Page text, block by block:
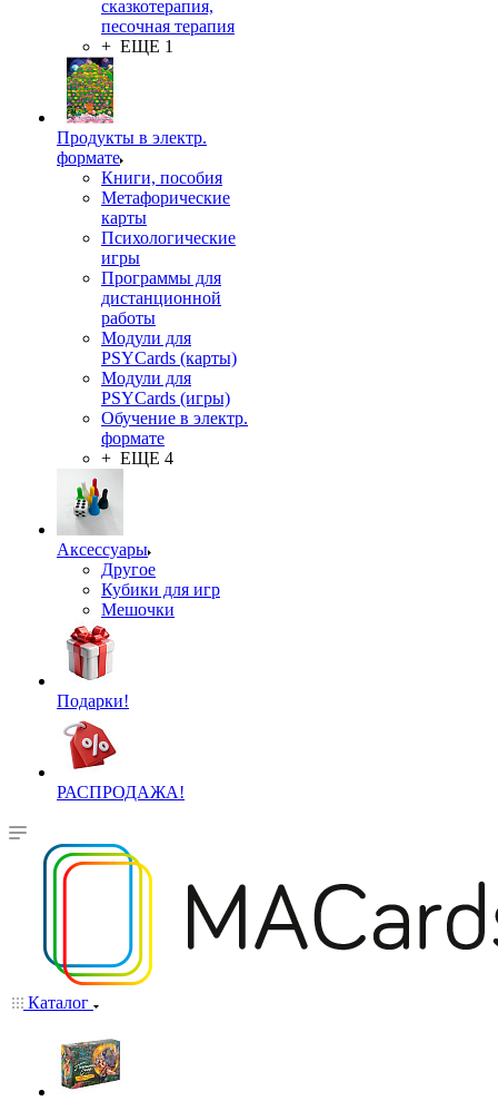
сказкотерапия,
песочная терапия
+ ЕЩЕ 1
Продукты в электр.
формате
Книги, пособия
Метафорические
карты
Психологические
игры
Программы для
дистанционной
работы
Модули для
PSYCards (карты)
Модули для
PSYCards (игры)
Обучение в электр.
формате
+ ЕЩЕ 4
Аксессуары
Другое
Кубики для игр
Мешочки
Подарки!
РАСПРОДАЖА!
Каталог